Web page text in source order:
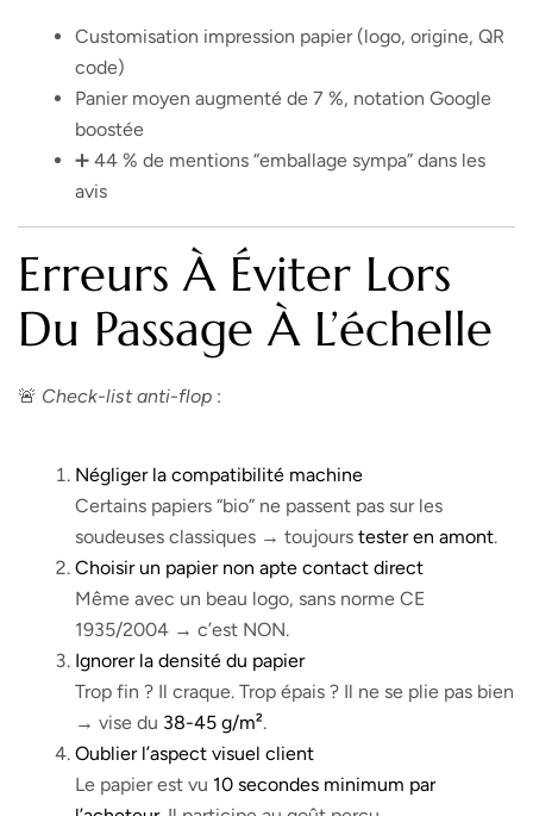
Customisation impression papier (logo, origine, QR
code)
Panier moyen augmenté de 7 %, notation Google
boostée
➕ 44 % de mentions “emballage sympa” dans les
avis
Erreurs À Éviter Lors
Du Passage À L’échelle
🚨 Check-list anti-flop :
Négliger la compatibilité machine
Certains papiers “bio” ne passent pas sur les
soudeuses classiques → toujours tester en amont.
Choisir un papier non apte contact direct
Même avec un beau logo, sans norme CE
1935/2004 → c’est NON.
Ignorer la densité du papier
Trop fin ? Il craque. Trop épais ? Il ne se plie pas bien
→ vise du 38-45 g/m².
Oublier l’aspect visuel client
Le papier est vu 10 secondes minimum par